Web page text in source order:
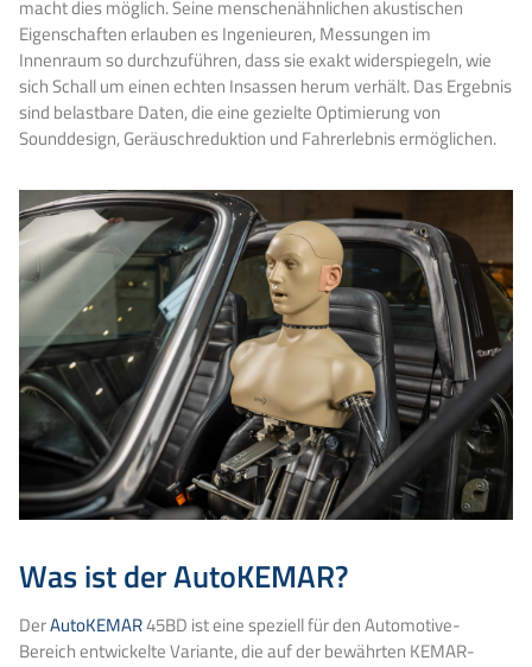
macht dies möglich. Seine menschenähnlichen akustischen
Eigenschaften erlauben es Ingenieuren, Messungen im
Innenraum so durchzuführen, dass sie exakt widerspiegeln, wie
sich Schall um einen echten Insassen herum verhält. Das Ergebnis
sind belastbare Daten, die eine gezielte Optimierung von
Sounddesign, Geräuschreduktion und Fahrerlebnis ermöglichen.
Was ist der AutoKEMAR?
DerAutoKEMAR45BD ist eine speziell für den Automotive-
Bereich entwickelte Variante, die auf der bewährten KEMAR-